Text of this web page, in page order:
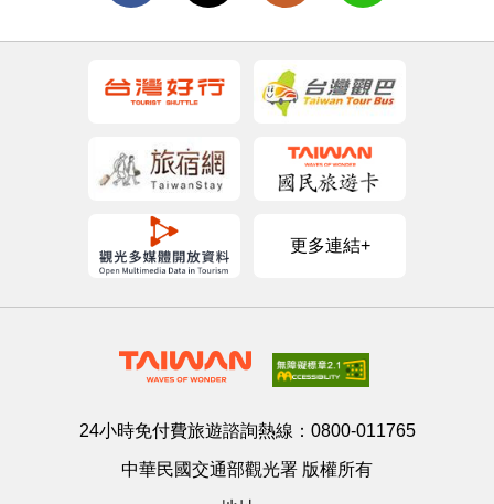
更多連結+
24小時免付費旅遊諮詢熱線： 0800-011765
中華民國交通部觀光署 版權所有